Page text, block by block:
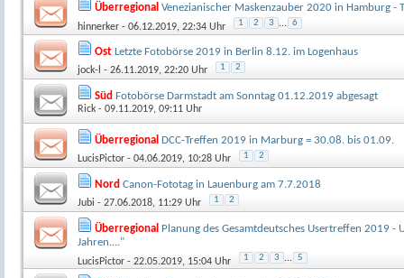
Überregional Venezianischer Maskenzauber 2020 in Hamburg -
hinnerker - 06.12.2019, 22:34 Uhr 1 2 3 ... 6
Ost Letzte Fotobörse 2019 in Berlin 8.12. im Logenhaus
jock-l - 26.11.2019, 22:20 Uhr 1 2
Süd Fotobörse Darmstadt am Sonntag 01.12.2019 abgesagt
Rick - 09.11.2019, 09:11 Uhr
Überregional DCC-Treffen 2019 in Marburg = 30.08. bis 01.09.
LucisPictor - 04.06.2019, 10:28 Uhr 1 2
Nord Canon-Fototag in Lauenburg am 7.7.2018
Jubi - 27.06.2018, 11:29 Uhr 1 2
Überregional Planung des Gesamtdeutsches Usertreffen 2019 -
Jahren...."
LucisPictor - 22.05.2019, 15:04 Uhr 1 2 3 ... 5